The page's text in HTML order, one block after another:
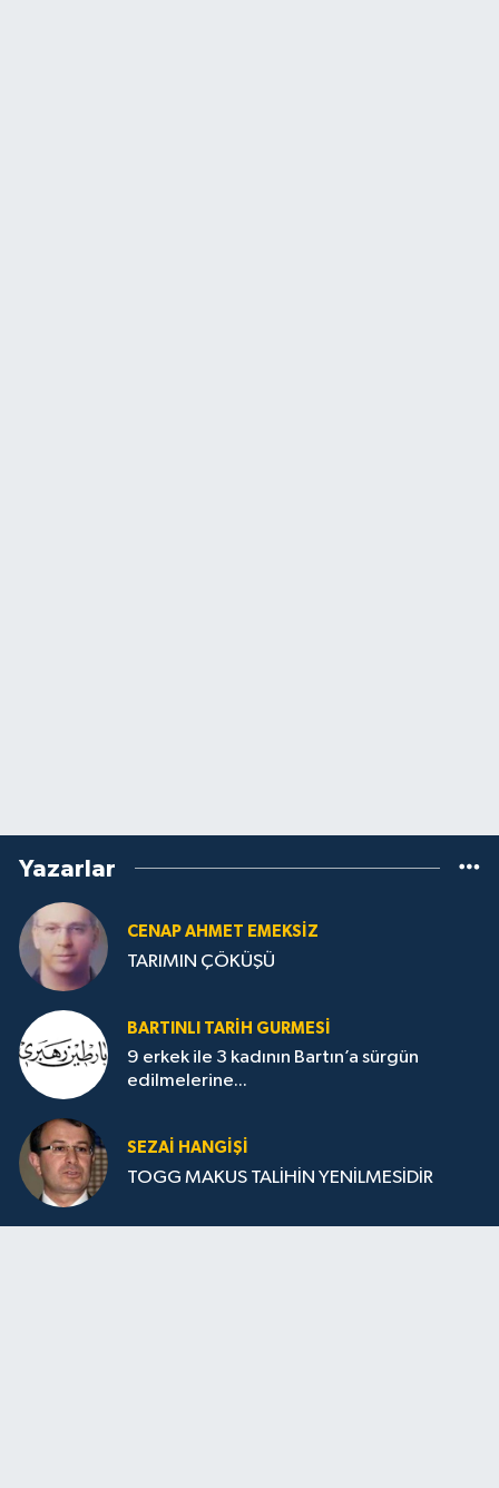
Yazarlar
CENAP AHMET EMEKSİZ
TARIMIN ÇÖKÜŞÜ
BARTINLI TARIH GURMESI
9 erkek ile 3 kadının Bartın’a sürgün
edilmelerine...
SEZAI HANGİŞİ
TOGG MAKUS TALİHİN YENİLMESİDİR